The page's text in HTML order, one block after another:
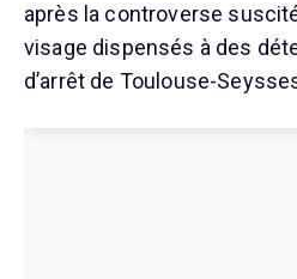
après la controverse
visage dispensés à des
d’arrêt de Toulouse-